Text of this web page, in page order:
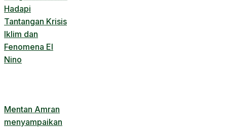
Hadapi
Tantangan Krisis
Iklim dan
Fenomena El
Nino
Mentan Amran
menyampaikan